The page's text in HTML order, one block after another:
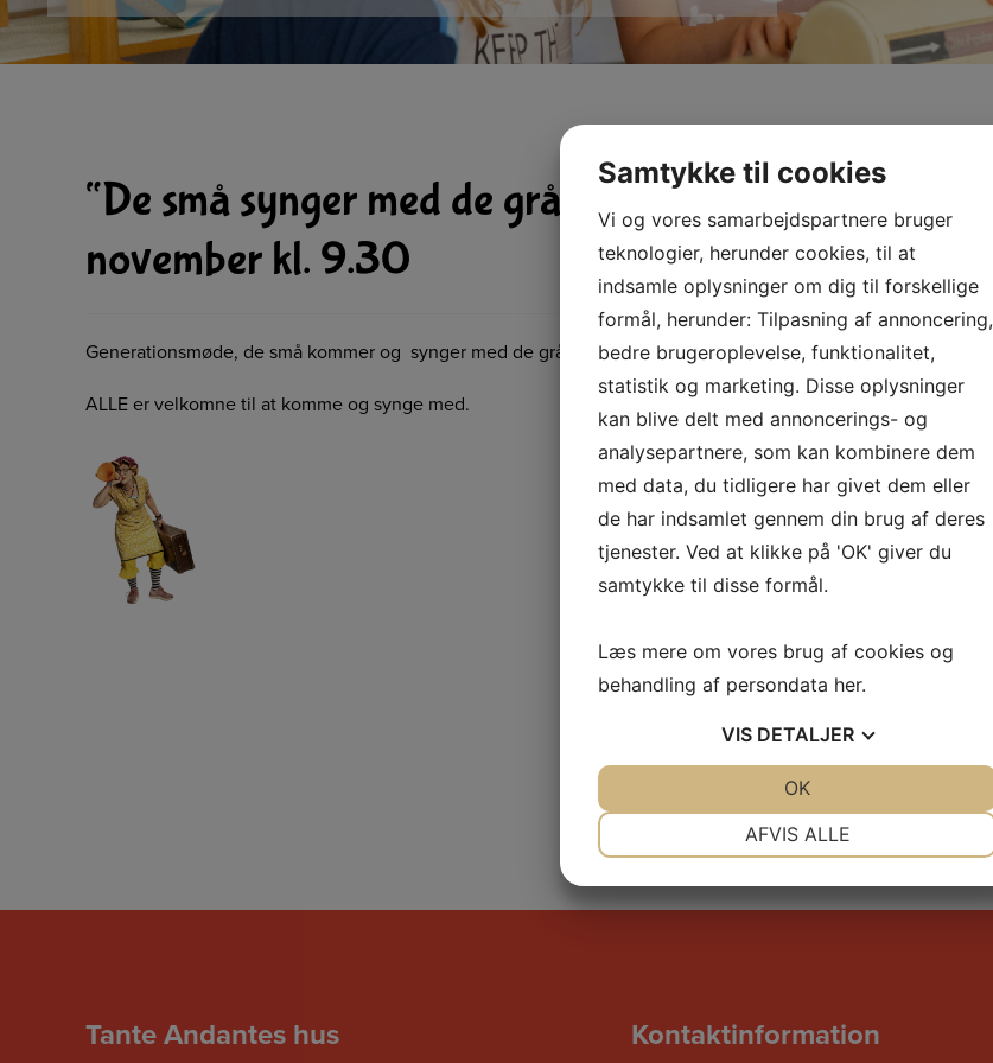
“De små synger med de grå” i Glyngøre Kirke den 28.
november kl. 9.30
Generationsmøde, de små kommer og synger med de grå og Tante Andante i Glyngøre Kirke kl. 9.30.
ALLE er velkomne til at komme og synge med.
Tante Andantes hus Kontaktinformation
Samtykke til cookies
Vi og vores samarbejdspartnere bruger
teknologier, herunder cookies, til at
indsamle oplysninger om dig til forskellige
formål, herunder: Tilpasning af annoncering,
bedre brugeroplevelse, funktionalitet,
statistik og marketing. Disse oplysninger
kan blive delt med annoncerings- og
analysepartnere, som kan kombinere dem
med data, du tidligere har givet dem eller
de har indsamlet gennem din brug af deres
tjenester. Ved at klikke på 'OK' giver du
samtykke til disse formål.
Læs mere om vores brug af cookies og
behandling af persondata her.
VIS DETALJER
MARKETING STATISTIK
AFVIS ALLE
OK